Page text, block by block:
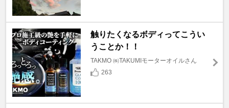
触りたくなるボディってこうい
うことか！！
TAKMO ㈱TAKUMIモーターオイルさん
263